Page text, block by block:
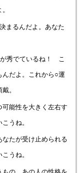
まるんだよ。あなた
が秀でているね！ こ
んだよ。これから○運
。
可能性を大きく左右す
うね。
なたが受け止められる
うね。
もの。あの人の性格を